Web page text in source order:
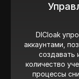
DICloak
аккаунтами,
создавать
количество
процессы